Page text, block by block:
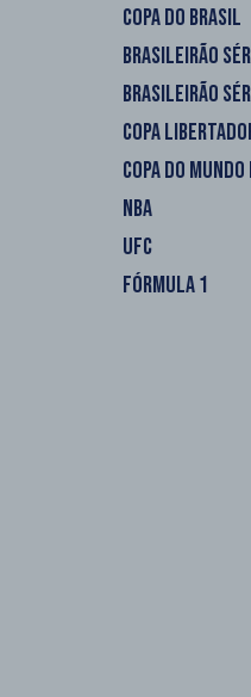
COPA DO BRASIL
BRASILEIRÃO
BRASILEIRÃO
COPA
COPA DO
NBA
UFC
FÓRMULA 1